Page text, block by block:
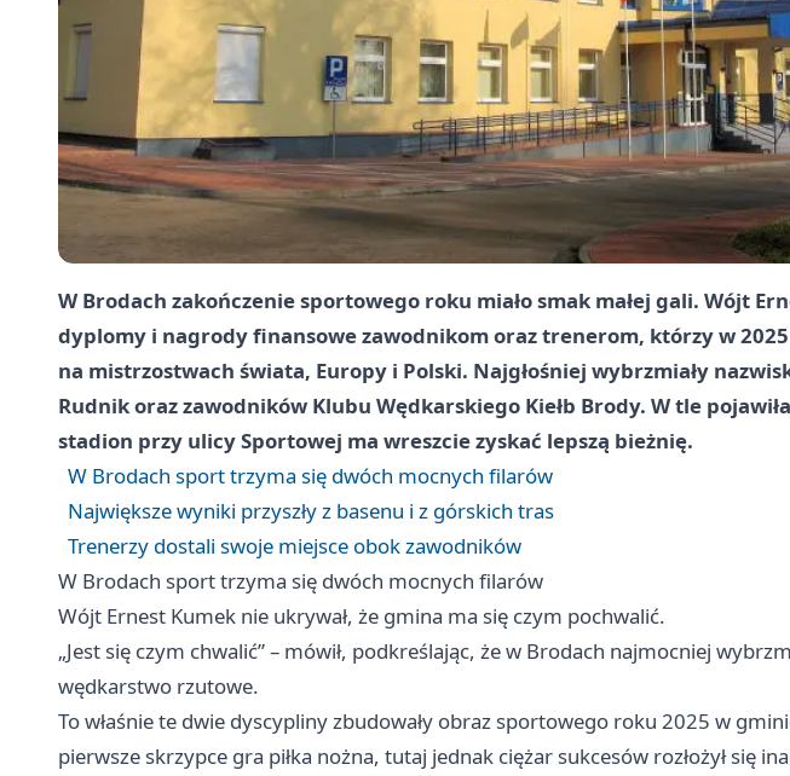
W Brodach zakończenie sportowego roku miało smak małej gali. Wójt
dyplomy i nagrody finansowe zawodnikom oraz trenerom, którzy w
na mistrzostwach świata, Europy i Polski. Najgłośniej wybrzmiały
Rudnik oraz zawodników Klubu Wędkarskiego Kiełb Brody. W tle
stadion przy ulicy Sportowej ma wreszcie zyskać lepszą bieżnię.
W Brodach sport trzyma się dwóch mocnych filarów
Największe wyniki przyszły z basenu i z górskich tras
Trenerzy dostali swoje miejsce obok zawodników
W Brodach sport trzyma się dwóch mocnych filarów
Wójt Ernest Kumek nie ukrywał, że gmina ma się czym pochwalić.
„Jest się czym chwalić” – mówił, podkreślając, że w Brodach najmocniej
wędkarstwo rzutowe.
To właśnie te dwie dyscypliny zbudowały obraz sportowego roku 2025 w
pierwsze skrzypce gra piłka nożna, tutaj jednak ciężar sukcesów rozłożył się